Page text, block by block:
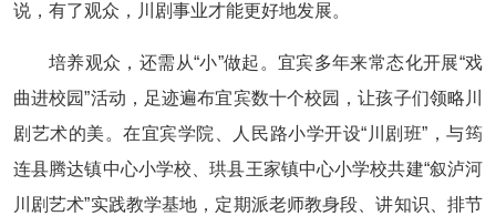
说，有了观众，川剧事业才能更好地发展。
培养观众，还需从“小”做起。宜宾多年来常态化开展“戏
曲进校园”活动，足迹遍布宜宾数十个校园，让孩子们领略川
剧艺术的美。在宜宾学院、人民路小学开设“川剧班”，与筠
连县腾达镇中心小学校、珙县王家镇中心小学校共建“叙泸河
川剧艺术”实践教学基地，定期派老师教身段、讲知识、排节